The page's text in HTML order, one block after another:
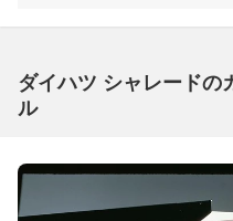
ダイハツ シャレードの
ル